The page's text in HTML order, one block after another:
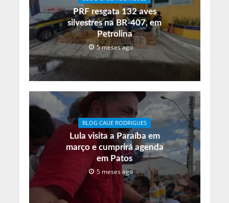
PRF resgata 132 aves
silvestres na BR-407, em
Petrolina
5 meses ago
BLOG CAUE RODRIGUES
Lula visita a Paraíba em
março e cumprirá agenda
em Patos
5 meses ago